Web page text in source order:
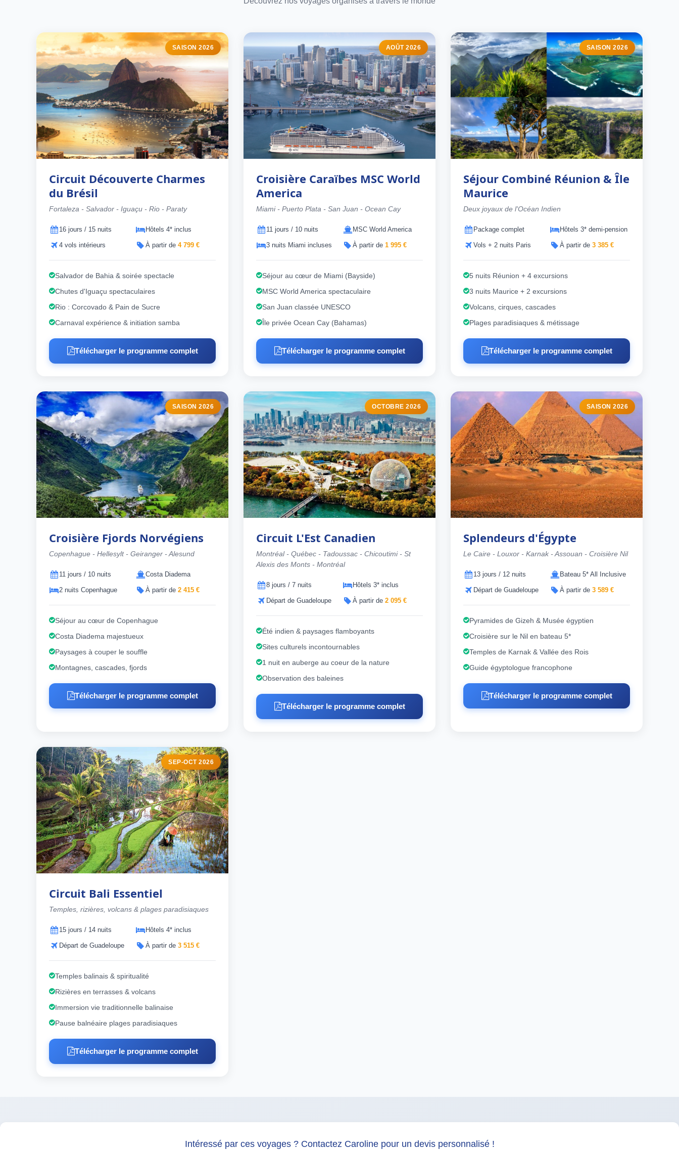
SAISON 2026
Circuit Découverte Charmes
du Brésil
Fortaleza - Salvador - Iguaçu - Rio - Paraty
16 jours / 15 nuits Hôtels 4* inclus
4 vols intérieurs À partir de 4 799 €
Salvador de Bahia & soirée spectacle
Chutes d'Iguaçu spectaculaires
Rio : Corcovado & Pain de Sucre
Carnaval expérience & initiation samba
Télécharger le programme complet
AOÛT 2026
Croisière Caraïbes MSC World
America
Miami - Puerto Plata - San Juan - Ocean Cay
11 jours / 10 nuits MSC World America
3 nuits Miami incluses À partir de 1 995 €
Séjour au cœur de Miami (Bayside)
MSC World America spectaculaire
San Juan classée UNESCO
Île privée Ocean Cay (Bahamas)
Télécharger le programme complet
SAISON 2026
Séjour Combiné Réunion & Île
Maurice
Deux joyaux de l'Océan Indien
Package complet Hôtels 3* demi-pension
Vols + 2 nuits Paris À partir de 3 385 €
5 nuits Réunion + 4 excursions
3 nuits Maurice + 2 excursions
Volcans, cirques, cascades
Plages paradisiaques & métissage
Télécharger le programme complet
SAISON 2026
Croisière Fjords Norvégiens
Copenhague - Hellesylt - Geiranger - Alesund
11 jours / 10 nuits Costa Diadema
2 nuits Copenhague À partir de 2 415 €
Séjour au cœur de Copenhague
Costa Diadema majestueux
Paysages à couper le souffle
Montagnes, cascades, fjords
Télécharger le programme complet
OCTOBRE 2026
Circuit L'Est Canadien
Montréal - Québec - Tadoussac - Chicoutimi - St
Alexis des Monts - Montréal
8 jours / 7 nuits Hôtels 3* inclus
Départ de Guadeloupe À partir de 2 095 €
Été indien & paysages flamboyants
Sites culturels incontournables
1 nuit en auberge au coeur de la nature
Observation des baleines
Télécharger le programme complet
SAISON 2026
Splendeurs d'Égypte
Le Caire - Louxor - Karnak - Assouan - Croisière Nil
13 jours / 12 nuits Bateau 5* All Inclusive
Départ de Guadeloupe À partir de 3 589 €
Pyramides de Gizeh & Musée égyptien
Croisière sur le Nil en bateau 5*
Temples de Karnak & Vallée des Rois
Guide égyptologue francophone
Télécharger le programme complet
SEP-OCT 2026
Circuit Bali Essentiel
Temples, rizières, volcans & plages paradisiaques
15 jours / 14 nuits Hôtels 4* inclus
Départ de Guadeloupe À partir de 3 515 €
Temples balinais & spiritualité
Rizières en terrasses & volcans
Immersion vie traditionnelle balinaise
Pause balnéaire plages paradisiaques
Télécharger le programme complet
Intéressé par ces voyages ? Contactez Caroline pour un devis personnalisé !